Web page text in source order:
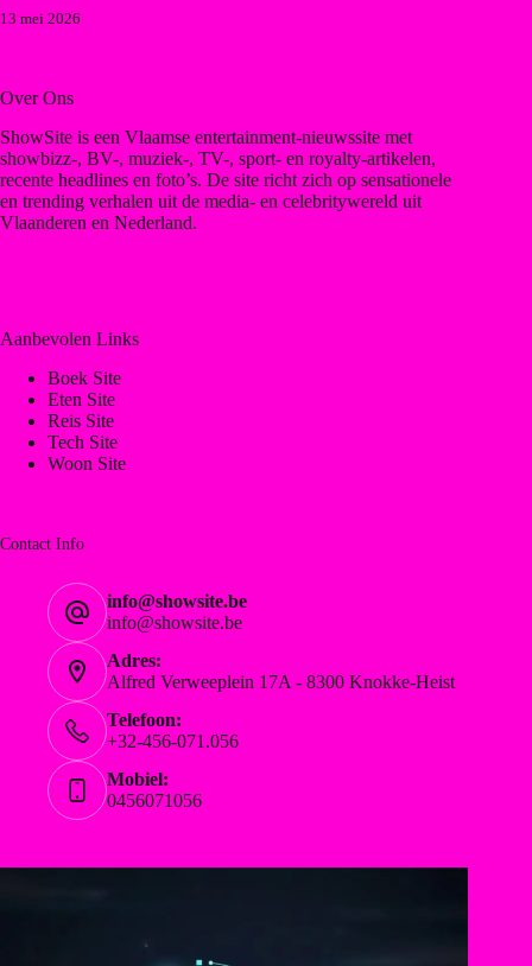
13 mei 2026
Over Ons
ShowSite is een Vlaamse entertainment-nieuwssite met
showbizz-, BV-, muziek-, TV-, sport- en royalty-artikelen,
recente headlines en foto’s. De site richt zich op sensationele
en trending verhalen uit de media- en celebritywereld uit
Vlaanderen en Nederland.
Aanbevolen Links
Boek Site
Eten Site
Reis Site
Tech Site
Woon Site
Contact Info
info@showsite.be
info@showsite.be
Adres:
Alfred Verweeplein 17A - 8300 Knokke-Heist
Telefoon:
+32-456-071.056
Mobiel:
0456071056